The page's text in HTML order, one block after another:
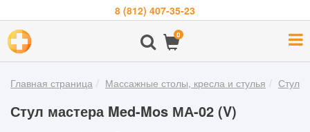
8 (812) 407-35-23
0
О
компании
Бренды
Покупателям
Главная страница Массажные столы, кресла и стулья
Стул мастера Med-Mos МА-02 (V)